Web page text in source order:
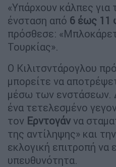
«Υπάρχουν κάλπες για
ένσταση από 6 έως 11
πρόσθεσε:
Τουρκίας».
Ο Κιλιτσντάρογλου
μπορείτε να
μέσω των ενστάσεων.
ένα τετελεσμένο
τον Ερντογάν να
της αντίληψης» και
εκλογική επιτροπή να
υπευθυνότητα.